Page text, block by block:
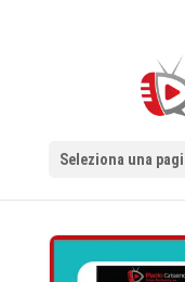
Seleziona una